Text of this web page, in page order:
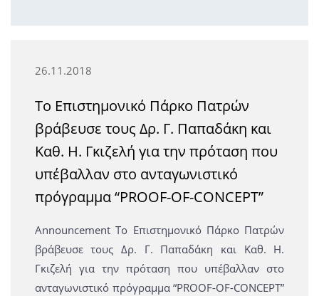
26.11.2018
Το Επιστημονικό Πάρκο Πατρών
βράβευσε τους Δρ. Γ. Παπαδάκη και
Καθ. Η. Γκιζελή για την πρόταση που
υπέβαλλαν στο ανταγωνιστικό
πρόγραμμα “PROOF-OF-CONCEPT”
Announcement Το Επιστημονικό Πάρκο Πατρών
βράβευσε τους Δρ. Γ. Παπαδάκη και Καθ. Η.
Γκιζελή για την πρόταση που υπέβαλλαν στο
ανταγωνιστικό πρόγραμμα “PROOF-OF-CONCEPT”